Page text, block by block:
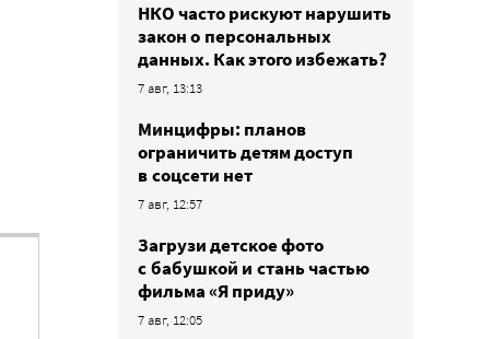
НКО часто рискуют нарушить
закон о персональных
данных. Как этого избежать?
7 авг, 13:13
Минцифры: планов
ограничить детям доступ
в соцсети нет
7 авг, 12:57
Загрузи детское фото
с бабушкой и стань частью
фильма «Я приду»
7 авг, 12:05